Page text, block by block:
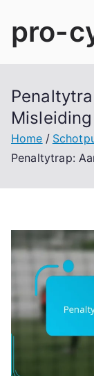
content
pro-
Misleiding
Home
Penaltytrap: